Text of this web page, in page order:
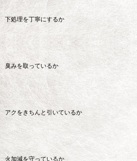
下処理を丁寧にするか
臭みを取っているか
アクをきちんと引いているか
火加減を守っているか